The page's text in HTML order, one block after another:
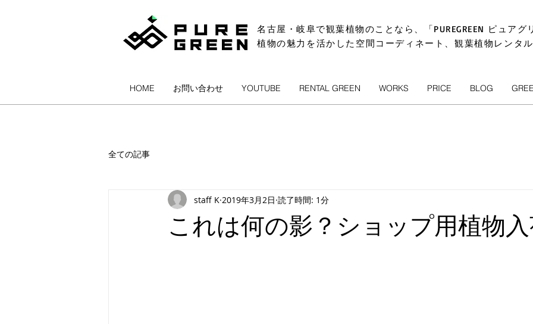
名古屋・岐阜で観葉植物のことなら、「PUREGREEN ピュアグ
植物の魅力を活かした空間コーディネート、観葉植物レンタ
HOME お問い合わせ YOUTUBE RENTAL GREEN WORKS PRICE BLOG
全ての記事
これは何の影？ショップ用植物
staff K 2019年3月2日 読了時間: 1分